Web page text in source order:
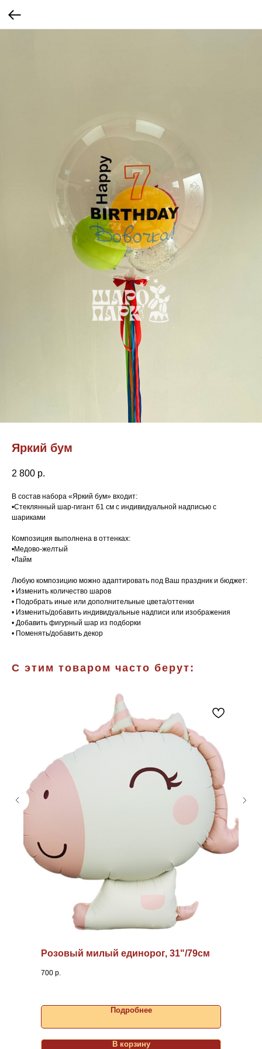
Яркий бум
2 800 р.
В состав набора «Яркий бум» входит:
•Стеклянный шар-гигант 61 см с индивидуальной надписью с
шариками
Композиция выполнена в оттенках:
•Медово-желтый
•Лайм
Любую композицию можно адаптировать под Ваш праздник и бюджет:
• Изменить количество шаров
• Подобрать иные или дополнительные цвета/оттенки
• Изменить/добавить индивидуальные надписи или изображения
• Добавить фигурный шар из подборки
• Поменять/добавить декор
С этим товаром часто берут:
Розовый милый единорог, 31"/79см
700 р.
Подробнее
В корзину